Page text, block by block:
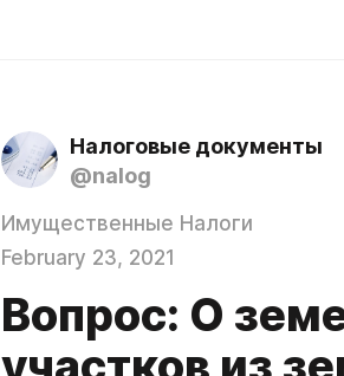
Налоговые документы
@nalog
Имущественные Налоги
February 23, 2021
Вопрос: О